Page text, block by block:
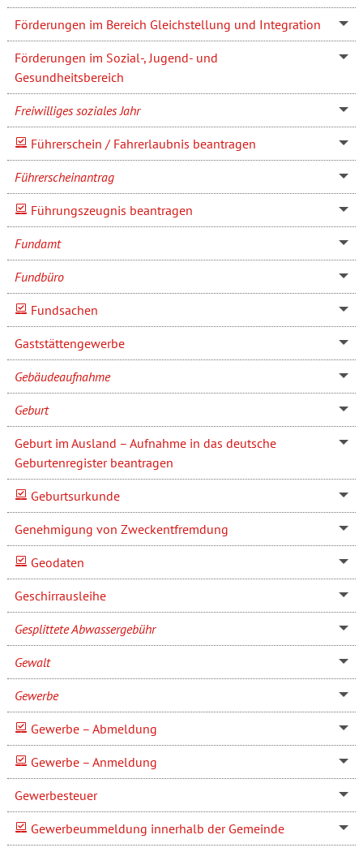
Förderungen im Bereich Gleichstellung und Integration
Förderungen im Sozial-, Jugend- und
Gesundheitsbereich
Freiwilliges soziales Jahr
Führerschein / Fahrerlaubnis beantragen
Führerscheinantrag
Führungszeugnis beantragen
Fundamt
Fundbüro
Fundsachen
Gaststättengewerbe
Gebäudeaufnahme
Geburt
Geburt im Ausland – Aufnahme in das deutsche
Geburtenregister beantragen
Geburtsurkunde
Genehmigung von Zweckentfremdung
Geodaten
Geschirrausleihe
Gesplittete Abwassergebühr
Gewalt
Gewerbe
Gewerbe – Abmeldung
Gewerbe – Anmeldung
Gewerbesteuer
Gewerbeummeldung innerhalb der Gemeinde